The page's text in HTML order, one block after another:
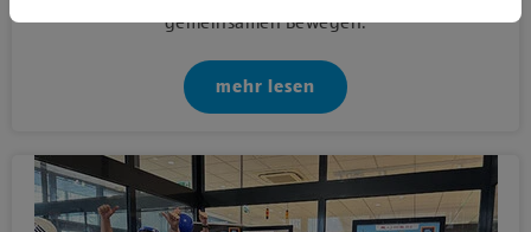
gemeinsamen Bewegen.
mehr lesen